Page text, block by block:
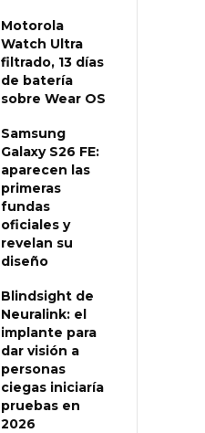
Motorola
Watch Ultra
filtrado, 13 días
de batería
sobre Wear OS
Samsung
Galaxy S26 FE:
aparecen las
primeras
fundas
oficiales y
revelan su
diseño
Blindsight de
Neuralink: el
implante para
dar visión a
personas
ciegas iniciaría
pruebas en
2026